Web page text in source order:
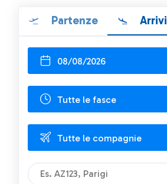
Partenze Arrivi
08/08/2026
Tutte le fasce
Tutte le compagnie